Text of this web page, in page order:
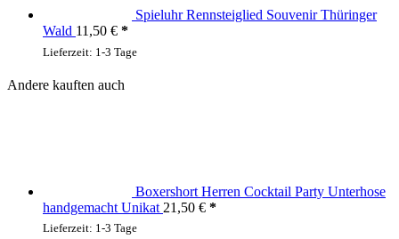
Spieluhr Rennsteiglied Souvenir Thüringer
Wald 11,50 €
Lieferzeit: 1-3 Tage
Andere kauften auch
Boxershort Herren Cocktail Party Unterhose
handgemacht Unikat 21,50 €
Lieferzeit: 1-3 Tage